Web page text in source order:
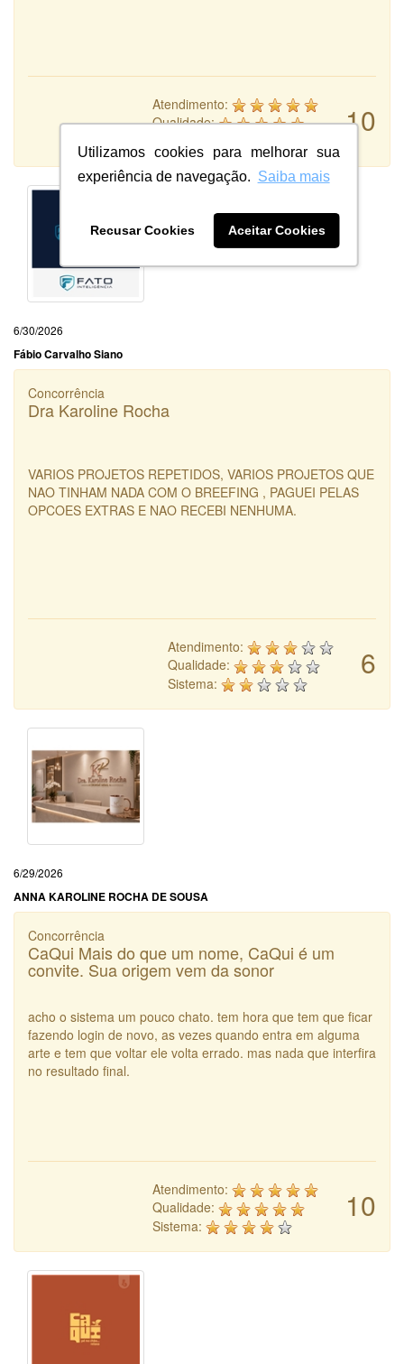
Utilizamos cookies para melhorar sua
experiência de navegação. Saiba mais
Recusar Cookies Aceitar Cookies
10
Atendimento:
Qualidade:
6/30/2026
Fábio Carvalho Siano
Concorrência
Dra Karoline Rocha
VARIOS PROJETOS REPETIDOS, VARIOS PROJETOS QUE
NAO TINHAM NADA COM O BREEFING , PAGUEI PELAS
OPCOES EXTRAS E NAO RECEBI NENHUMA.
6
Atendimento:
Qualidade:
Sistema:
6/29/2026
ANNA KAROLINE ROCHA DE SOUSA
Concorrência
CaQui Mais do que um nome, CaQui é um
convite. Sua origem vem da sonor
acho o sistema um pouco chato. tem hora que tem que ficar
fazendo login de novo, as vezes quando entra em alguma
arte e tem que voltar ele volta errado. mas nada que interfira
no resultado final.
10
Atendimento:
Qualidade:
Sistema: